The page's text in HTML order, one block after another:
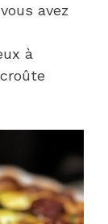
avez
à